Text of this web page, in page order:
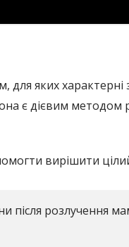
для яких
є дієвим
вирішити
після розлучення